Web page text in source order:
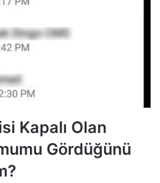
Kapalı Olan
Gördüğünü